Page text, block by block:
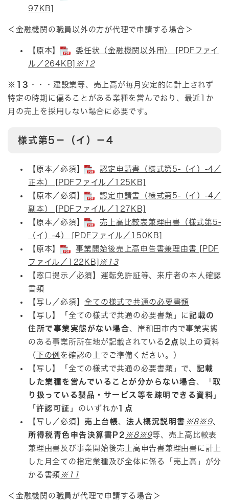
97KB]
＜金融機関の職員以外の方が代理で申請する場合＞​
【原本】​
委任状（金融機関以外用） [PDFファイ
ル／264KB]
※12
※13 ・・・建設業等、売上高が毎月安定的に計上されず
特定の時期に偏ることがある業種を営んでおり、最近1か
月の売上を採用しない場合に必要です。​
様式第5－（イ）－4
​【原本／必須】
認定申請書（様式第5-（イ）-4／
正本） [PDFファイル／125KB]
【原本／必須】
認定申請書（様式第5-（イ）-4／
副本） [PDFファイル／127KB]
【原本／必須】
売上高比較表兼理由書（様式第5-
（イ）-4） [PDFファイル／150KB]
【原本】
事業開始後売上高申告書兼理由書 [PDF
ファイル／122KB]
※13
【窓口提示／必須】運転免許証等、来庁者の本人確認
書類
【写し／必須】全ての様式で共通の必要書類
【写し】「全ての様式で共通の必要書類」に 記載の
住所で事業実態がない場合、岸和田市内で事業実態
のある事業所所在地が記載されている 2点 以上の資料
（
下の例 を確認の上でご準備ください。）
【写し】「全ての様式で共通の必要書類」で、 記載
した業種を営んでいることが分からない場合、「 取
り扱っている製品・サービス等を疎明できる資料 」
「 許認可証 」のいずれか 1点
【写し／必須】 売上台帳、 法人概況説明書 ※8 ※9、
所得税青色申告決算書P2 ※8※9等、売上高比較表
兼理由書及び事業開始後売上高申告書兼理由書に計上
した月全ての指定業種及び全体に係る「売上高」が分
かる書類​ ※11
＜金融機関の職員が代理で申請する場合＞